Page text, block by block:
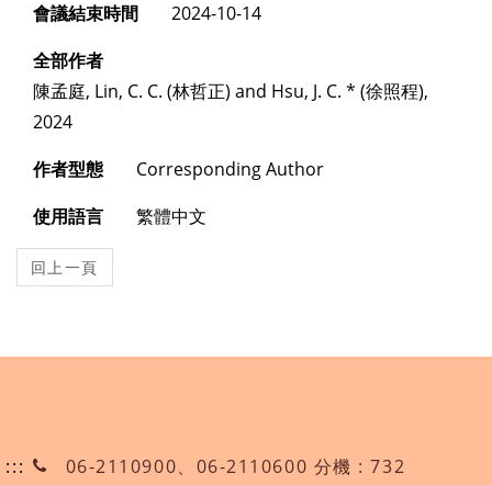
會議結束時間
2024-10-14
全部作者
陳孟庭, Lin, C. C. (林哲正) and Hsu, J. C. * (徐照程),
2024
作者型態
Corresponding Author
使用語言
繁體中文
:::
06-2110900、06-2110600 分機 : 732